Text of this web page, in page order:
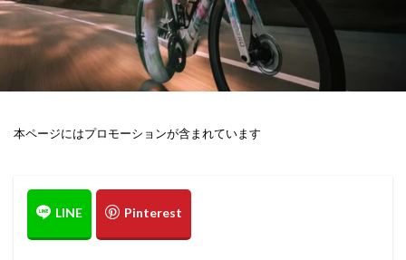
本ページにはプロモーションが含まれています
検索